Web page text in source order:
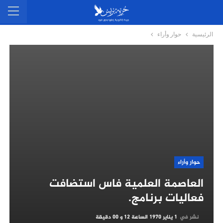
الرئيسية حوار وأراء
حوار وأراء
العاصمة العلمية فاس استضافت
فعاليات برنامج.
نشر في 1 يناير 1970 الساعة 12 و 00 دقيقة